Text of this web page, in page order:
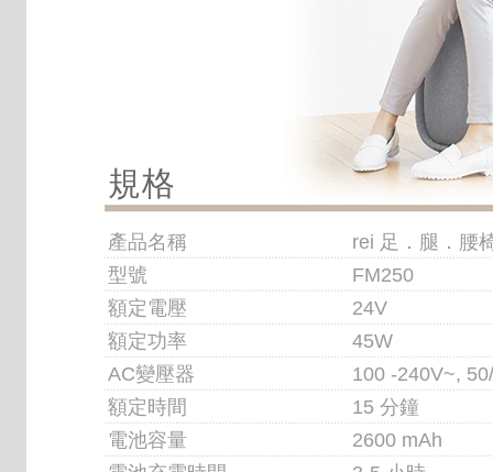
規格
產品名稱
型號
額定電壓
額定功率
AC變壓器
額定時間
電池容量
rei 足．腿．腰
FM250
24V
45W
100 -240V~,
15 分鐘
2600 mAh